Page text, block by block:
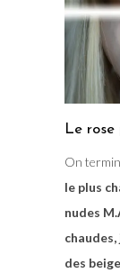
Le rose
On
le plus
nudes
des